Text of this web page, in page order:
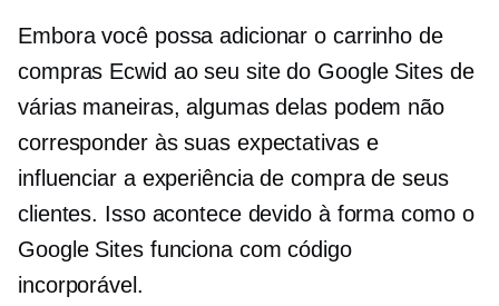
Embora você possa adicionar o carrinho de
compras Ecwid ao seu site do Google Sites de
várias maneiras, algumas delas podem não
corresponder às suas expectativas e
influenciar a experiência de compra de seus
clientes. Isso acontece devido à forma como o
Google Sites funciona com código
incorporável.